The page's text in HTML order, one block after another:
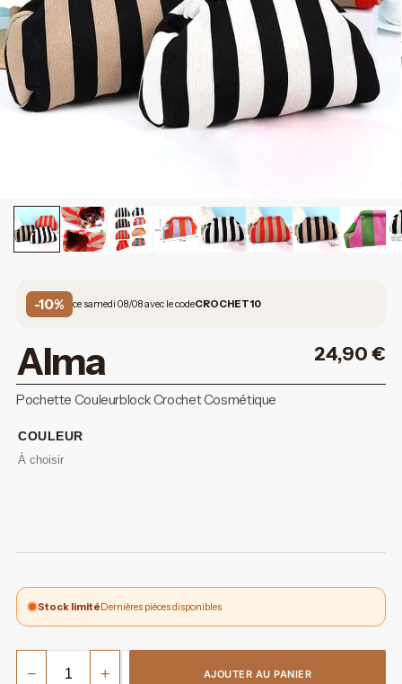
-10% ce samedi 08/08 avec le codeCROCHET10
Alma 24,90€
Pochette Couleurblock Crochet Cosmétique
COULEUR
Stock limitéDernières pièces disponibles
− + AJOUTER AU PANIER